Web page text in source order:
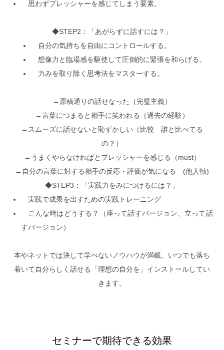
思わずプレッシャーを感じてしまう要素。
◆STEP2：「あがらずに話すには？」
自分の気持ちを自由にコントロールする。
想像力と臨場感を駆使して圧倒的に緊張を和らげる。
力みを取り除く思考法をマスターする。
→原稿通りの話せなった（完璧主義）
→言葉につまると相手に笑われる（過去の経験）
→スムーズに話せないと恥ずかしい（比較 誰と比べてる
の？）
→うまくやらなければとプレッシャーを感じる（must）
→自分の言葉に対する相手の反応・評価が気になる (他人軸)
◆STEP3：「実践力をみにつけるには？」
実践で成果を出すための実践トレーニング
こんな時はどうする？（座って話すバージョン、立って話
すバージョン）
本やネットでは決して学べないノウハウが満載、いつでも落ち
着いて自分らしく話せる「理想の自分を」インストールしてい
きます。
セミナーで期待できる効果